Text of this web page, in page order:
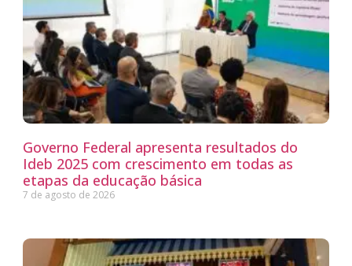
Governo Federal apresenta resultados do
Ideb 2025 com crescimento em todas as
etapas da educação básica
7 de agosto de 2026